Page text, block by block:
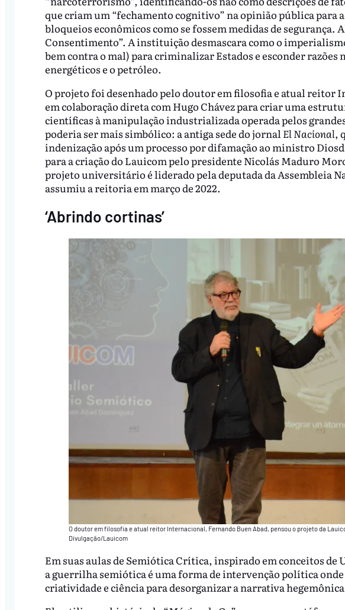
que criam um “fechamento cognitivo” na opinião pública
bloqueios econômicos como se fossem medidas de segurança.
Consentimento”. A instituição desmascara como o
bem contra o mal) para criminalizar Estados e esconder
energéticos e o petróleo.
O projeto foi desenhado pelo doutor em filosofia e atual reitor
em colaboração direta com Hugo Chávez para criar uma
científicas à manipulação industrializada operada pelos
poderia ser mais simbólico: a antiga sede do jornal El Nacional,
indenização após um processo por difamação ao ministro
para a criação do Lauicom pelo presidente Nicolás Maduro
projeto universitário é liderado pela deputada da Assembleia
assumiu a reitoria em março de 2022.
‘Abrindo cortinas’
O doutor em filosofia e atual reitor Internacional, Fernando Buen Abad, pensou o projeto da
Divulgação/Lauicom
Em suas aulas de Semiótica Crítica, inspirado em conceitos de
a guerrilha semiótica é uma forma de intervenção política
criatividade e ciência para desorganizar a narrativa